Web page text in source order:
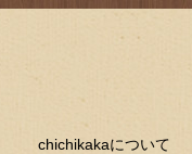
chichikakaについて